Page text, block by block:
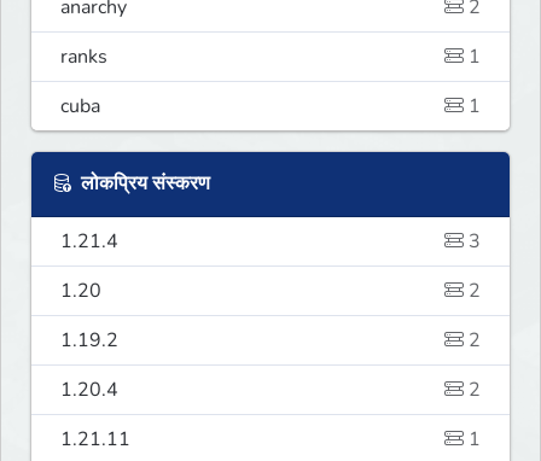
anarchy
2
ranks
1
cuba
1
लोकप्रिय संस्करण
1.21.4
3
1.20
2
1.19.2
2
1.20.4
2
1.21.11
1